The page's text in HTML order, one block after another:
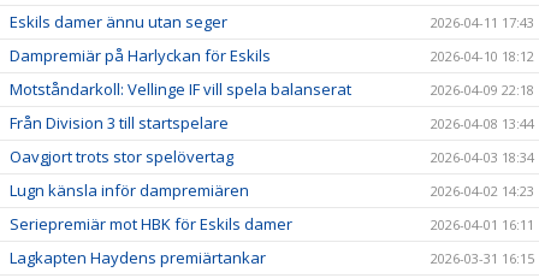
Eskils damer ännu utan seger 2026-04-11 17:43
Dampremiär på Harlyckan för Eskils 2026-04-10 18:12
Motståndarkoll: Vellinge IF vill spela balanserat 2026-04-09 22:18
Från Division 3 till startspelare 2026-04-08 13:44
Oavgjort trots stor spelövertag 2026-04-03 18:34
Lugn känsla inför dampremiären 2026-04-02 14:23
Seriepremiär mot HBK för Eskils damer 2026-04-01 16:11
Lagkapten Haydens premiärtankar 2026-03-31 16:15